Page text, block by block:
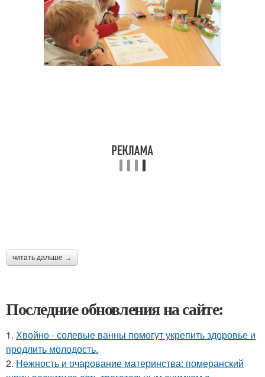
читать дальше →
Последние обновления на сайте:
1. Хвойно - солевые ванны помогут укрепить здоровье и
продлить молодость.
2. Нежность и очарование материнства: померанский